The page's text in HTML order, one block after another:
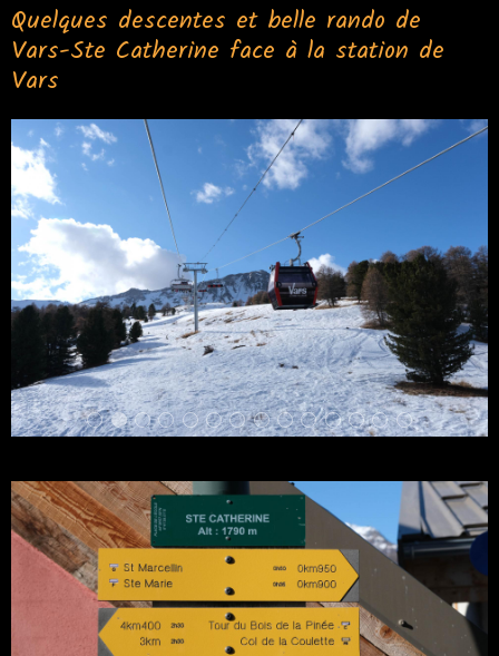
Quelques descentes et belle rando de
Vars-Ste Catherine face à la station de
Vars